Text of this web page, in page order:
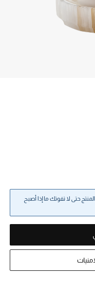
حتى لا تفوتك ما إذا أصبح